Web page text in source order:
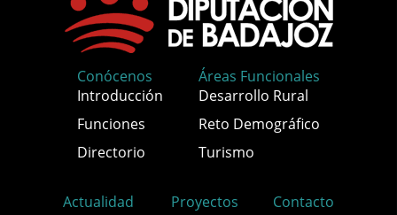
Conócenos
Introducción
Funciones
Directorio
Áreas Funcionales
Desarrollo Rural
Reto Demográfico
Turismo
Actualidad
Proyectos Contacto